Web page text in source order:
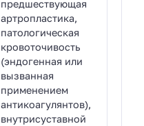
предшествующая
артропластика,
патологическая
кровоточивость
(эндогенная или
вызванная
применением
антикоагулянтов),
внутрисуставной